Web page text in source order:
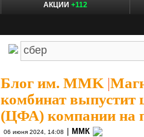
АКЦИИ +112
Блог им. MMK |
комбинат
(ЦФА) компании на
06 июня 2024, 14:08 ММК